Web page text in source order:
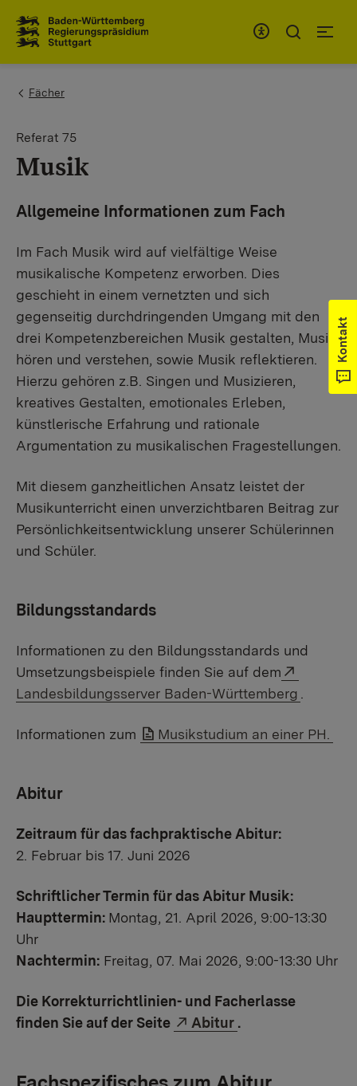
You are here:
Fächer
Referat 75
Musik
Allgemeine Informationen zum Fach
Im Fach Musik wird auf vielfältige Weise
musikalische Kompetenz erworben. Dies
geschieht in einem vernetzten und sich
gegenseitig durchdringenden Umgang mit den
drei Kompetenzbereichen Musik gestalten, Musik
hören und verstehen, sowie Musik reflektieren.
Hierzu gehören z.B. Singen und Musizieren,
kreatives Gestalten, emotionales Erleben,
künstlerische Erfahrung und rationale
Argumentation zu musikalischen Fragestellungen.
Mit diesem ganzheitlichen Ansatz leistet der
Musikunterricht einen unverzichtbaren Beitrag zur
Persönlichkeitsentwicklung unserer Schülerinnen
und Schüler.
Bildungsstandards
Informationen zu den Bildungsstandards und
Umsetzungsbeispiele finden Sie auf dem
Landesbildungsserver Baden-Württemberg
Informationen zum Link auf Datei:
Musikstudium an einer PH.
Abitur
Zeitraum für das fachpraktische Abitur:
2. Februar bis 17. Juni 2026
Schriftlicher Termin für das Abitur Musik:
Haupttermin: Montag, 21. April 2026, 9:00-13:30
Uhr
Nachtermin: Freitag, 07. Mai 2026, 9:00-13:30 Uhr
Die Korrekturrichtlinien- und Facherlasse
finden Sie auf der Seite
Externer Link:
Abitur .
Kontakt